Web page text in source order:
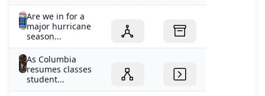
As Columbia
resumes classes
student...
Theodore
Dawes Fire
Rescue helps...